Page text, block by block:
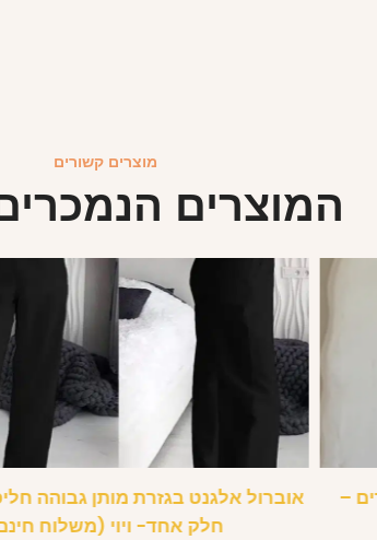
מוצרים קשורים
המוצרים
–
אוברול אלגנט בגזרת מותן גבוהה
חלק אחד- ויוי (משלוח